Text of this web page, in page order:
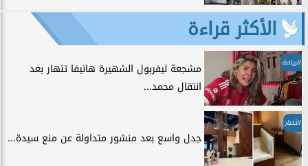
الأكثر قراءة
الرياضة
مشجعة ليفربول الشهيرة هانيفا تنهار بعد
انتقال محمد...
الأخبار
جدل واسع بعد منشور متداولة عن منع سيدة...